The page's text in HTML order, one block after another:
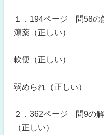
１．194ページ 問58
瀉薬（正しい）
便秘（
軟便（正しい）
強く現
弱められ（正しい）
２．362ページ 問
（正しい）